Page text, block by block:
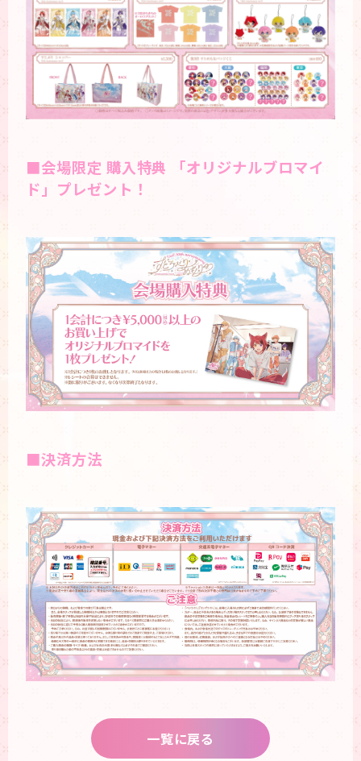
■会場限定 購入特典 「オリジナルブロマイ
ド」プレゼント！
■決済方法
一覧に戻る